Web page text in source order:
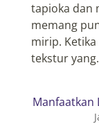
tapioka dan
memang
mirip.
tekstur
Manfaatkan